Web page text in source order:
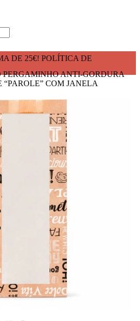
DE 25€! POLÍTICA DE
PERGAMINHO ANTI-GORDURA
“PAROLE” COM JANELA